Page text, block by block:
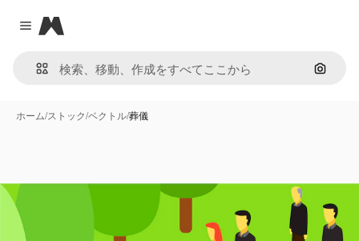
Close menu
Magnific
画像で
ホーム/ストック/ベクトル/葬儀